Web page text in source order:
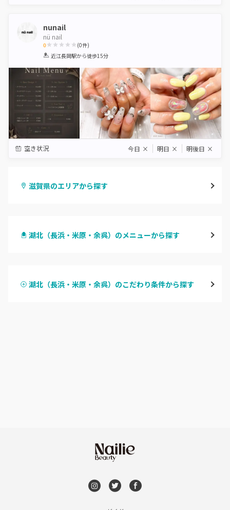
nunail
nü nail
0
1 2 3 4 5
(0件)
近江長岡駅から徒歩15分
空き状況 今日 × 明日 × 明後日 ×
滋賀県のエリアから探す
甲賀・湖南・栗東
湖北（長浜・米原・余呉）のメニューから探す
ハンドスカルプ
湖北（長浜・米原・余呉）のこだわり条件から探す